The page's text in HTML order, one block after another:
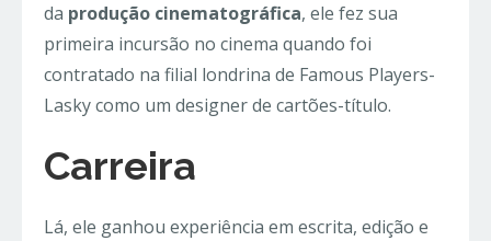
da produção cinematográfica, ele fez sua
primeira incursão no cinema quando foi
contratado na filial londrina de Famous Players-
Lasky como um designer de cartões-título.
Carreira
Lá, ele ganhou experiência em escrita, edição e